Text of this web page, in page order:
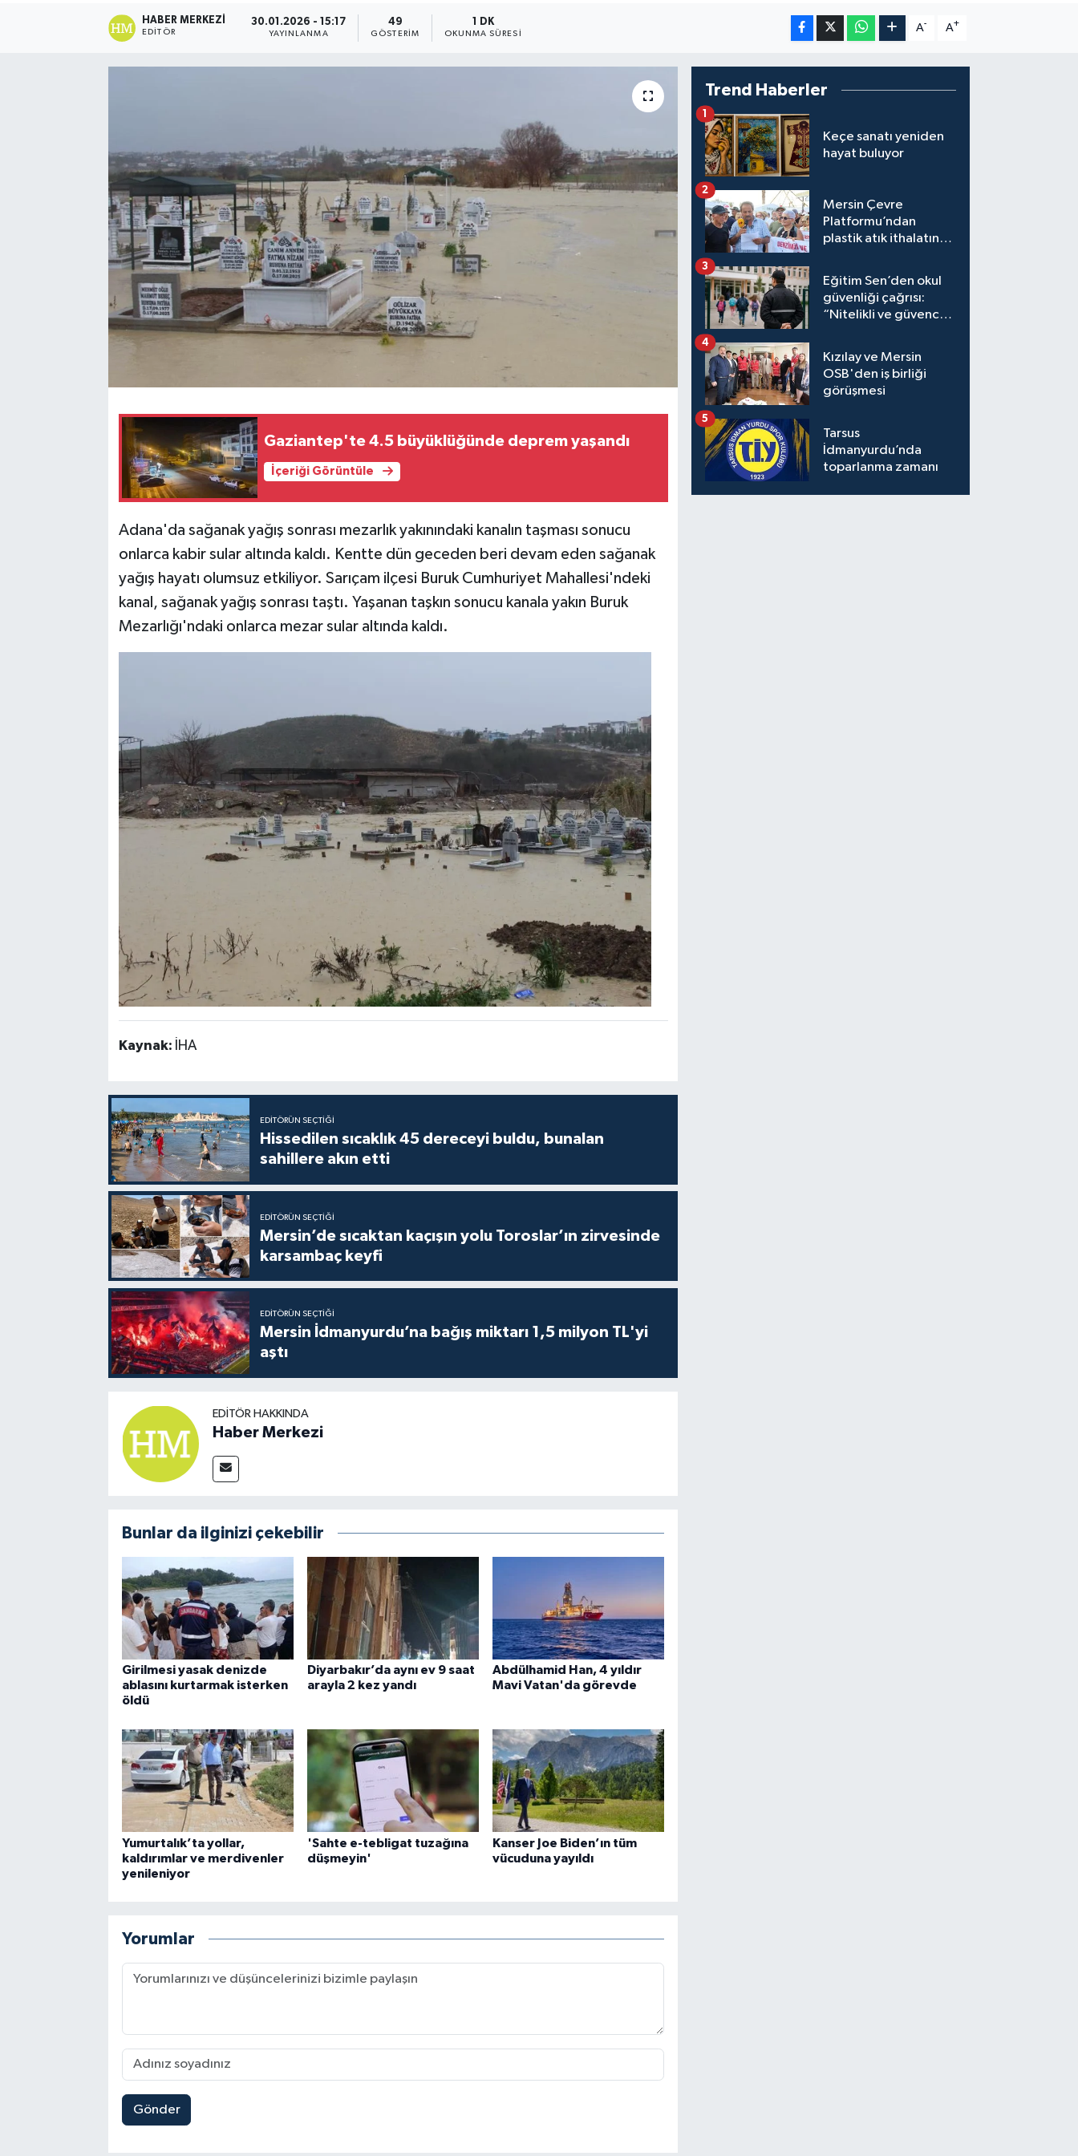
HABER MERKEZI
EDITÖR
30.01.2026 - 15:17
YAYINLANMA
49
GÖSTERIM
1 DK
OKUNMA SÜRESI
A- A+
Gaziantep'te 4.5 büyüklüğünde deprem yaşandı
İçeriği Görüntüle
Adana'da sağanak yağış sonrası mezarlık yakınındaki kanalın taşması sonucu
onlarca kabir sular altında kaldı. Kentte dün geceden beri devam eden sağanak
yağış hayatı olumsuz etkiliyor. Sarıçam ilçesi Buruk Cumhuriyet Mahallesi'ndeki
kanal, sağanak yağış sonrası taştı. Yaşanan taşkın sonucu kanala yakın Buruk
Mezarlığı'ndaki onlarca mezar sular altında kaldı.
Kaynak: İHA
EDITÖRÜN SEÇTIĞI
Hissedilen sıcaklık 45 dereceyi buldu, bunalan
sahillere akın etti
EDITÖRÜN SEÇTIĞI
Mersin’de sıcaktan kaçışın yolu Toroslar’ın zirvesinde
karsambaç keyfi
EDITÖRÜN SEÇTIĞI
Mersin İdmanyurdu’na bağış miktarı 1,5 milyon TL'yi
aştı
EDITÖR HAKKINDA
Haber Merkezi
Bunlar da ilginizi çekebilir
Girilmesi yasak denizde
ablasını kurtarmak isterken
öldü
Diyarbakır’da aynı ev 9 saat
arayla 2 kez yandı
Abdülhamid Han, 4 yıldır
Mavi Vatan'da görevde
Yumurtalık’ta yollar,
kaldırımlar ve merdivenler
yenileniyor
'Sahte e-tebligat tuzağına
düşmeyin'
Kanser Joe Biden’ın tüm
vücuduna yayıldı
Yorumlar
Gönder
Trend Haberler
Keçe sanatı yeniden
hayat buluyor
1
Mersin Çevre
Platformu’ndan
plastik atık ithalatına
2
Eğitim Sen’den okul
güvenliği çağrısı:
“Nitelikli ve güvenceli
3
Kızılay ve Mersin
OSB'den iş birliği
görüşmesi
4
Tarsus
İdmanyurdu’nda
toparlanma zamanı
5